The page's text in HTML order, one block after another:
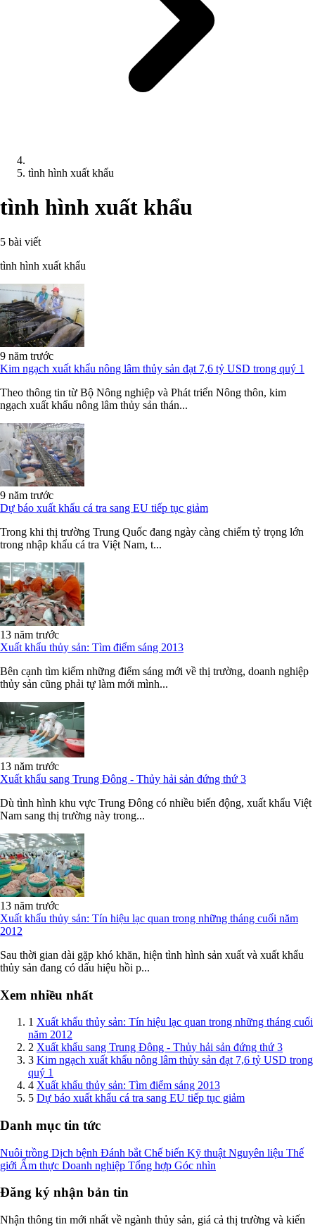
tình hình xuất khẩu
tình hình xuất khẩu
5 bài viết
tình hình xuất khẩu
9 năm trước
Kim ngạch xuất khẩu nông lâm thủy sản đạt 7,6 tỷ USD trong quý 1
Theo thông tin từ Bộ Nông nghiệp và Phát triển Nông thôn, kim
ngạch xuất khẩu nông lâm thủy sản thán...
9 năm trước
Dự báo xuất khẩu cá tra sang EU tiếp tục giảm
Trong khi thị trường Trung Quốc đang ngày càng chiếm tỷ trọng lớn
trong nhập khẩu cá tra Việt Nam, t...
13 năm trước
Xuất khẩu thủy sản: Tìm điểm sáng 2013
Bên cạnh tìm kiếm những điểm sáng mới về thị trường, doanh nghiệp
thủy sản cũng phải tự làm mới mình...
13 năm trước
Xuất khẩu sang Trung Đông - Thủy hải sản đứng thứ 3
Dù tình hình khu vực Trung Đông có nhiều biến động, xuất khẩu Việt
Nam sang thị trường này trong...
13 năm trước
Xuất khẩu thủy sản: Tín hiệu lạc quan trong những tháng cuối năm
2012
Sau thời gian dài gặp khó khăn, hiện tình hình sản xuất và xuất khẩu
thủy sản đang có dấu hiệu hồi p...
Xem nhiều nhất
1 Xuất khẩu thủy sản: Tín hiệu lạc quan trong những tháng cuối
năm 2012
2 Xuất khẩu sang Trung Đông - Thủy hải sản đứng thứ 3
3 Kim ngạch xuất khẩu nông lâm thủy sản đạt 7,6 tỷ USD trong
quý 1
4 Xuất khẩu thủy sản: Tìm điểm sáng 2013
5 Dự báo xuất khẩu cá tra sang EU tiếp tục giảm
Danh mục tin tức
Nuôi trồng Dịch bệnh Đánh bắt Chế biến Kỹ thuật Nguyên liệu Thế
giới Ẩm thực Doanh nghiệp Tổng hợp Góc nhìn
Đăng ký nhận bản tin
Nhận thông tin mới nhất về ngành thủy sản, giá cả thị trường và kiến